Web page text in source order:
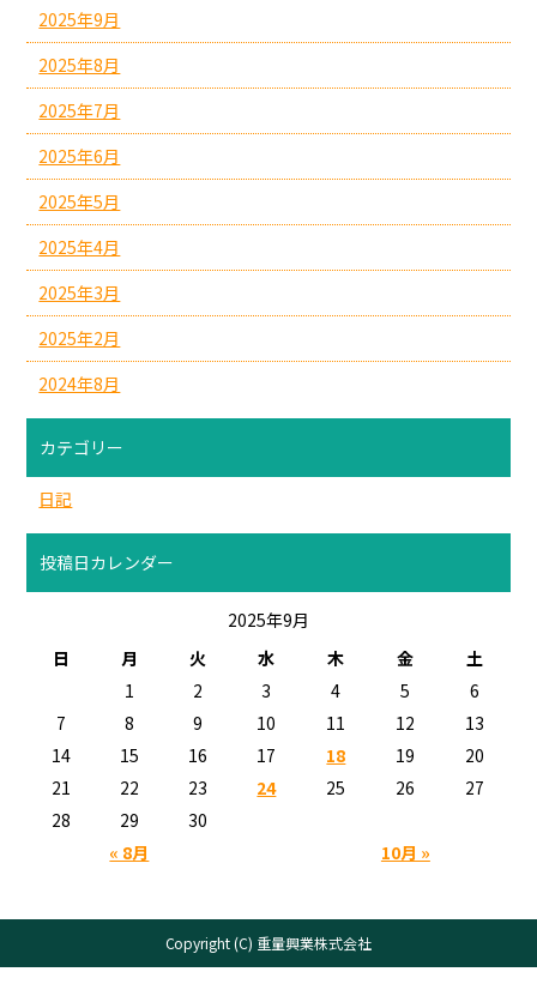
2025年9月
2025年8月
2025年7月
2025年6月
2025年5月
2025年4月
2025年3月
2025年2月
2024年8月
カテゴリー
日記
投稿日カレンダー
2025年9月
日
月 火 水 木 金 土
« 8月 10月 »
1 2 3 4 5
6
7
8 9 10 11 12
13
14
15 16 17 18 19
20
21
22 23 24 25 26
27
28
29 30
Copyright (C) 重量興業株式会社